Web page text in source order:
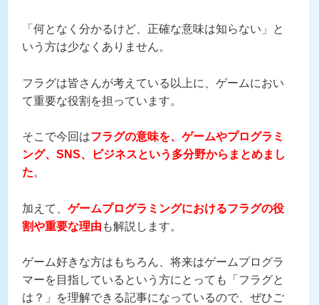
「何となく分かるけど、正確な意味は知らない」と
いう方は少なくありません。
フラグは皆さんが考えている以上に、ゲームにおい
て重要な役割を担っています。
そこで今回はフラグの意味を、ゲームやプログラミ
ング、SNS、ビジネスという多分野からまとめまし
た。
加えて、 ゲームプログラミングにおけるフラグの役
割や重要な理由 も解説します。
ゲーム好きな方はもちろん、将来はゲームプログラ
マーを目指しているという方にとっても「フラグと
は？」を理解できる記事になっているので、ぜひご